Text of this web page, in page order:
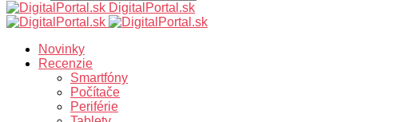
DigitalPortal.sk
Novinky
Recenzie
Smartfóny
Počítače
Periférie